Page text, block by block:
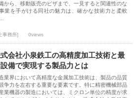
から、移動販売のピザまで、一見すると関連性のな
業を手がける同社の魅力は、確かな技術力と柔軟
事務所] 0views
会社小泉鉄工の高精度加工技術と最
備で実現する製品力とは
業界において高精度な金属加工技術は、製品の品質
争力を左右する重要な要素です。特に精密機械部品
業機器の製造においては、ミクロン単位の精度が求